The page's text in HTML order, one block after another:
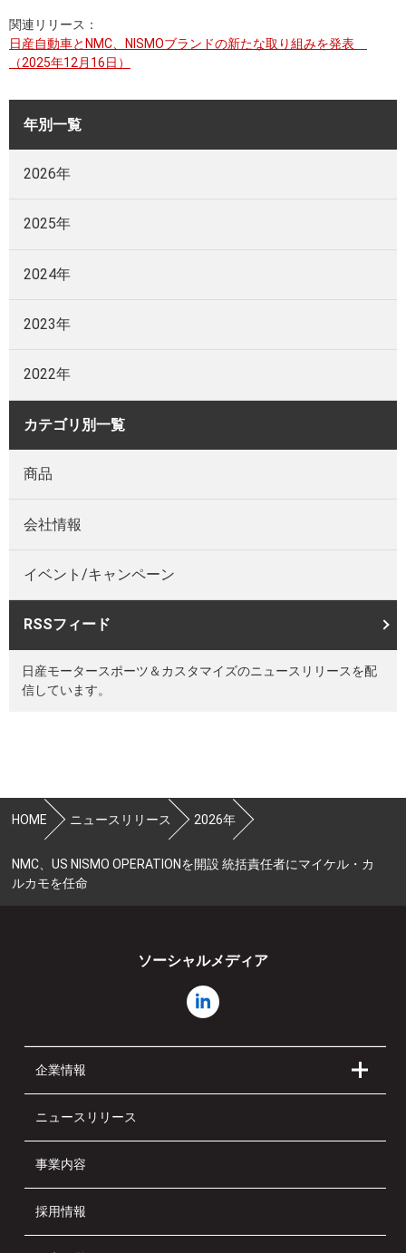
関連リリース：
日産自動車とNMC、NISMOブランドの新たな取り組みを発表
（2025年12月16日）
年別一覧
2026年
2025年
2024年
2023年
2022年
カテゴリ別一覧
商品
会社情報
イベント/キャンペーン
RSSフィード
日産モータースポーツ＆カスタマイズのニュースリリースを配
信しています。
HOME ニュースリリース 2026年
NMC、US NISMO OPERATIONを開設 統括責任者にマイケル・カ
ルカモを任命
ソーシャルメディア
企業情報
ニュースリリース
事業内容
採用情報